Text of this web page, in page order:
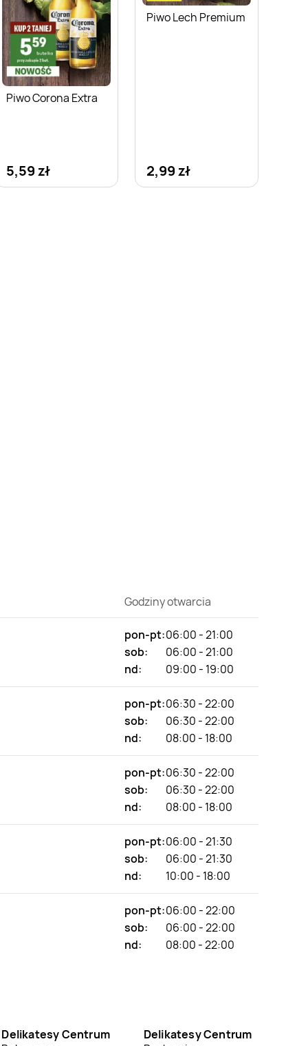
Piwo Corona Extra
5,59 zł
Piwo Lech Premium
2,99 zł
Godziny otwarcia
pon-pt:06:00 - 21:00
sob:
06:00 - 21:00
nd:
09:00 - 19:00
pon-pt:06:30 - 22:00
sob:
06:30 - 22:00
nd:
08:00 - 18:00
pon-pt:06:30 - 22:00
sob:
06:30 - 22:00
nd:
08:00 - 18:00
pon-pt:06:00 - 21:30
sob:
06:00 - 21:30
nd:
10:00 - 18:00
pon-pt:06:00 - 22:00
sob:
06:00 - 22:00
nd:
08:00 - 22:00
Delikatesy Centrum
Delikatesy Centrum